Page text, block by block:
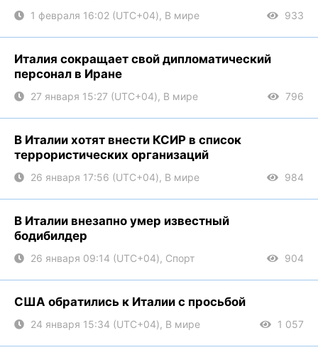
1 февраля 16:02 (UTC+04), В мире 933
Италия сокращает свой дипломатический
персонал в Иране
27 января 15:27 (UTC+04), В мире 796
В Италии хотят внести КСИР в список
террористических организаций
26 января 17:56 (UTC+04), В мире 984
В Италии внезапно умер известный
бодибилдер
26 января 09:14 (UTC+04), Спорт 904
США обратились к Италии с просьбой
24 января 15:34 (UTC+04), В мире 1 057